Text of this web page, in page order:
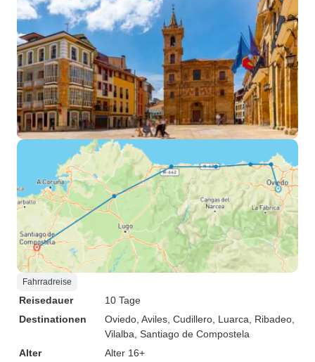
Fahrradreise
Reisedauer
10 Tage
Destinationen
Oviedo , Aviles , Cudillero , Luarca , Ribadeo
Vilalba , Santiago de Compostela
Alter
Alter 16+